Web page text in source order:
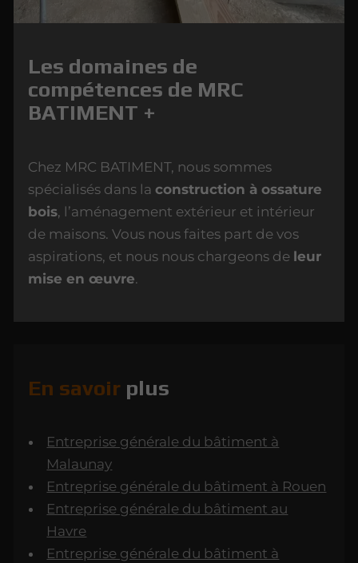
Les domaines de
compétences de MRC
BATIMENT +
Chez MRC BATIMENT, nous sommes
spécialisés dans laconstruction à ossature
bois, l’aménagement extérieur et intérieur
de maisons. Vous nous faites part de vos
aspirations, et nous nous chargeons de leur
mise en œuvre.
En savoir plus
Entreprise générale du bâtiment à
Malaunay
Entreprise générale du bâtiment à Rouen
Entreprise générale du bâtiment au
Havre
Entreprise générale du bâtiment à